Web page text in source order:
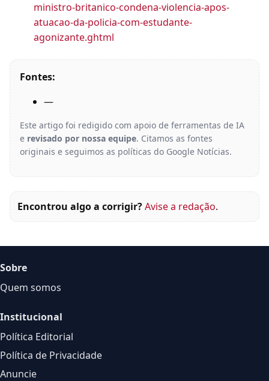
ministro-britanico-condena-violencia-apos-
atuacao-da-policia-com-estudante-
agonizante.ghtml
Fontes:
—
Este artigo foi redigido com apoio de ferramentas de IA
e revisado por nossa equipe. Citamos as fontes
originais e seguimos as políticas do Google Notícias.
Encontrou algo a corrigir?Avise a redação.
Sobre
Quem somos
Institucional
Política Editorial
Política de Privacidade
Anuncie